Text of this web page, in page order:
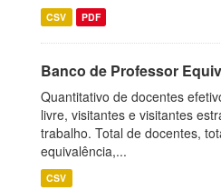
CSV PDF
Banco de Professor
Quantitativo de docentes
livre, visitantes e visitantes
trabalho. Total de docentes,
equivalência,...
CSV